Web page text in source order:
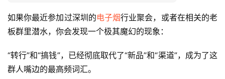
如果你最近参加过深圳的电子烟行业聚会，或者在相关的老
板群里潜水，你会发现一个极其魔幻的现象：
“转行”和“搞钱”，已经彻底取代了“新品”和“渠道”，成为了这
群人嘴边的最高频词汇。